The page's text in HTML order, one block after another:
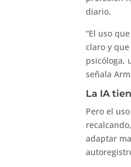
diario.
“El uso
claro y
psicóloga,
señala
La IA
Pero el
adaptar